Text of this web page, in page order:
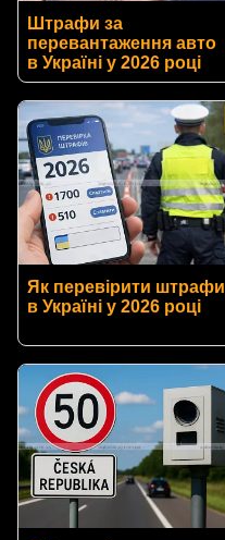
Штрафи за
перевантаження авто
в Україні у 2026 році
Як перевірити штрафи
в Україні у 2026 році